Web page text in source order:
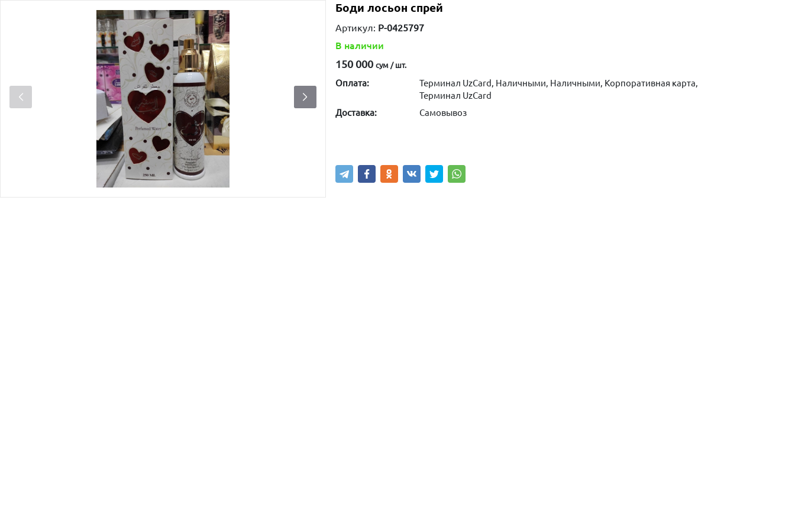
Боди лосьон спрей
Артикул: P-0425797
В наличии
150 000 сум / шт.
Оплата:
Терминал UzCard, Наличными, Наличными, Корпоративная карта,
Терминал UzCard
Доставка:
Самовывоз